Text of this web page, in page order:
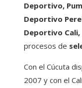
Deportivo,
Deportivo
Deportivo Cali,
procesos de
Con el Cúcuta
2007 y con el